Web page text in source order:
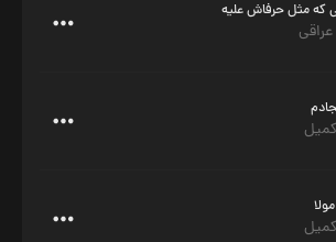
که مثل حرفاش علیه